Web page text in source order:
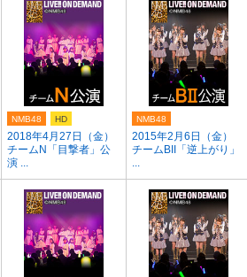
2018年4月27日（金）
チームN「目撃者」公
演 ...
NMB48 HD
2015年2月6日（金）
チームBII「逆上がり」
...
NMB48